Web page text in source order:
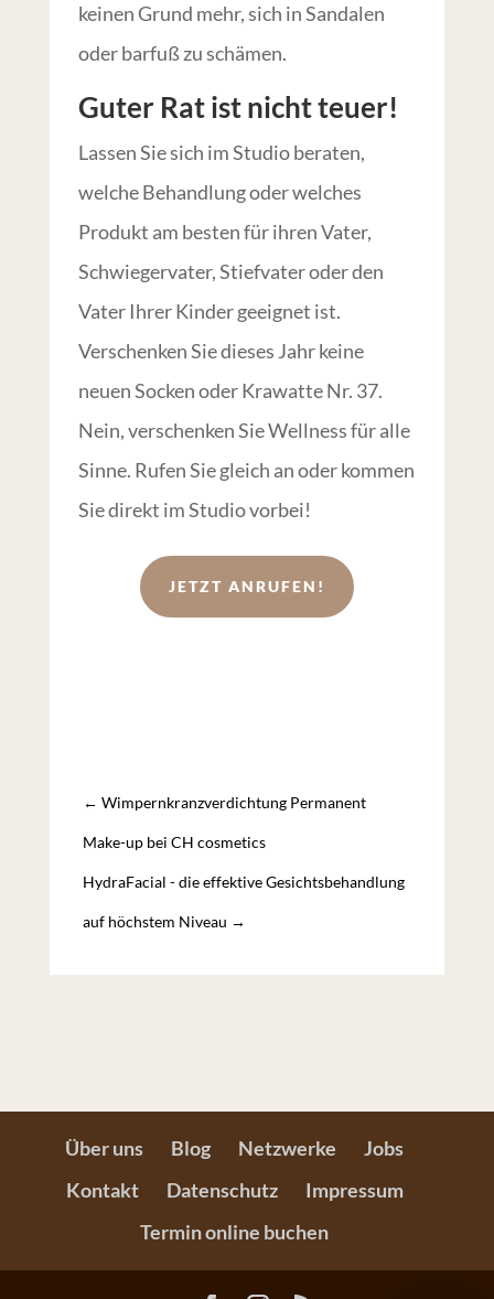
keinen Grund mehr, sich in Sandalen
oder barfuß zu schämen.
Guter Rat ist nicht teuer!
Lassen Sie sich im Studio beraten,
welche Behandlung oder welches
Produkt am besten für ihren Vater,
Schwiegervater, Stiefvater oder den
Vater Ihrer Kinder geeignet ist.
Verschenken Sie dieses Jahr keine
neuen Socken oder Krawatte Nr. 37.
Nein, verschenken Sie Wellness für alle
Sinne. Rufen Sie gleich an oder kommen
Sie direkt im Studio vorbei!
JETZT ANRUFEN!
← Wimpernkranzverdichtung Permanent
Make-up bei CH cosmetics
HydraFacial - die effektive Gesichtsbehandlung
auf höchstem Niveau →
Über uns Blog Netzwerke
Jobs
Kontakt
Datenschutz
Impressum
Termin online buchen